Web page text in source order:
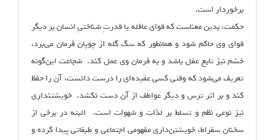
برخوردار است.
حکمت، بدین معناست که قوای عاقله یا قدرتِ شناختیِ انسان بر دیگر
قوای وی حاکم شود و همان‏طور که سگ گله از چوپان فرمان می‌برد،
خشم نیز تابع عقل باشد و به فرمان وی عمل کند. شجاعت این‌گونه
تعریف می‌شود که وقتی کسی عقیده‌ای را درست ‌دانست، آن را حفظ
کند و بر اثر ترس و دیگر عواطف از آن دست نکشد. خویشتن‏داری
نیز نوعی نظم و تسلط بر لذات و شهوات است. البته در برخی از
سخنان سقراط، خویشتن‌داری مفهومی اجتماعی و طبقاتی پیدا کرده و